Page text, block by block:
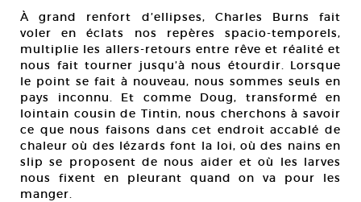
À grand renfort d’ellipses, Charles Burns fait
voler en éclats nos repères spacio-temporels,
multiplie les allers-retours entre rêve et réalité et
nous fait tourner jusqu’à nous étourdir. Lorsque
le point se fait à nouveau, nous sommes seuls en
pays inconnu. Et comme Doug, transformé en
lointain cousin de Tintin, nous cherchons à savoir
ce que nous faisons dans cet endroit accablé de
chaleur où des lézards font la loi, où des nains en
slip se proposent de nous aider et où les larves
nous fixent en pleurant quand on va pour les
manger.